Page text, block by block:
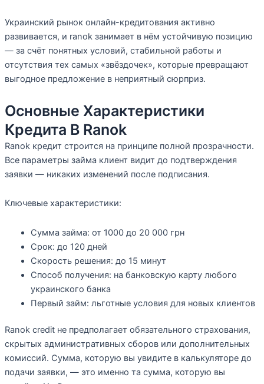
Украинский рынок онлайн-кредитования активно
развивается, и ranok занимает в нём устойчивую позицию
— за счёт понятных условий, стабильной работы и
отсутствия тех самых «звёздочек», которые превращают
выгодное предложение в неприятный сюрприз.
Основные Характеристики
Кредита В Ranok
Ranok кредит строится на принципе полной прозрачности.
Все параметры займа клиент видит до подтверждения
заявки — никаких изменений после подписания.
Ключевые характеристики:
Сумма займа: от 1000 до 20 000 грн
Срок: до 120 дней
Скорость решения: до 15 минут
Способ получения: на банковскую карту любого
украинского банка
Первый займ: льготные условия для новых клиентов
Ranok credit не предполагает обязательного страхования,
скрытых административных сборов или дополнительных
комиссий. Сумма, которую вы увидите в калькуляторе до
подачи заявки, — это именно та сумма, которую вы